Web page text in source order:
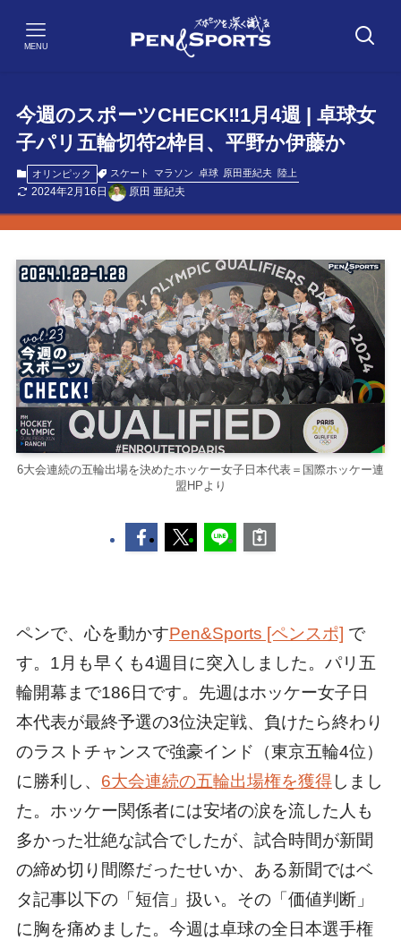
MENU
今週のスポーツCHECK‼1月4週 | 卓球女
子パリ五輪切符2枠目、平野か伊藤か
オリンピック スケート マラソン 卓球 原田亜紀夫 陸上
2024年2月16日 原田 亜紀夫
6大会連続の五輪出場を決めたホッケー女子日本代表＝国際ホッケー連
盟HPより
ペンで、心を動かすPen&Sports [ペンスポ] で
す。1月も早くも4週目に突入しました。パリ五
輪開幕まで186日です。先週はホッケー女子日
本代表が最終予選の3位決定戦、負けたら終わり
のラストチャンスで強豪インド（東京五輪4位）
に勝利し、 6大会連続の五輪出場権を獲得しまし
た。ホッケー関係者には安堵の涙を流した人も
多かった壮絶な試合でしたが、試合時間が新聞
の締め切り間際だったせいか、ある新聞ではベ
タ記事以下の「短信」扱い。その「価値判断」
に胸を痛めました。今週は卓球の全日本選手権